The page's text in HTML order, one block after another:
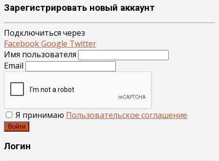
Зарегистрировать новый аккаунт
Подключиться через
FacebookGoogle Twitter
Имя пользователя
Email
Я принимаю Пользовательское соглашение
Войти
Логин